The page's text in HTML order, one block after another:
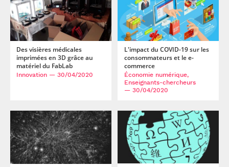
Des visières médicales
imprimées en 3D grâce au
matériel du FabLab
Innovation — 30/04/2020
L'impact du COVID-19 sur les
consommateurs et le e-
commerce
Économie numérique,
Enseignants-chercheurs
— 30/04/2020